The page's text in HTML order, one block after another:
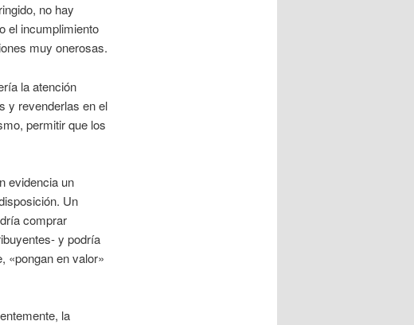
no hay
el incumplimiento
muy onerosas.
la atención
y revenderlas en el
permitir que los
evidencia un
Un
comprar
y podría
«pongan en valor»
la